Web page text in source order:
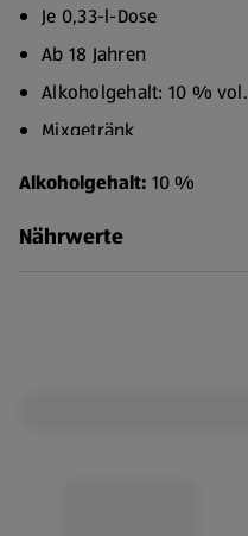
Je 0,33-l-Dose
Ab 18 Jahren
Alkoholgehalt: 10 % vol.
Mixgetränk
Alkoholgehalt: 10 %
Nährwerte